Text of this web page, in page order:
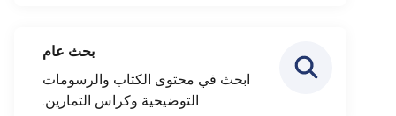
بحث عام
ابحث في محتوى الكتاب والرسومات
التوضيحية وكراس التمارين.